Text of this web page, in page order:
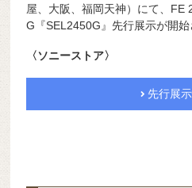
屋、大阪、福岡天神）にて、FE
G『SEL2450G』先行展示が開始
〈ソニーストア〉
先行展